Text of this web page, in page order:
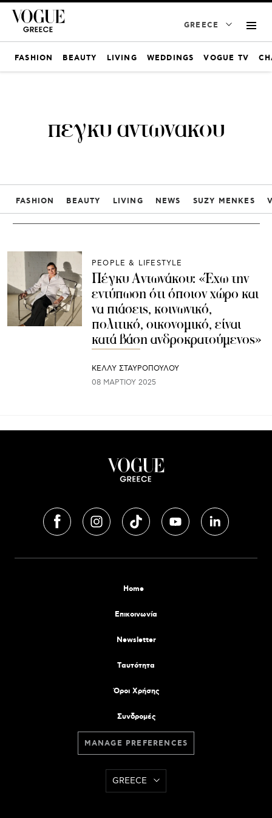
GREECE
FASHION BEAUTY LIVING WEDDINGS VOGUE TV
πεγκυ αντωνακου
FASHION BEAUTY LIVING NEWS SUZY MENKES
PEOPLE & LIFESTYLE
Πέγκυ Αντωνάκου: «Έχω την
εντύπωση ότι όποιον χώρο και
να πιάσεις, κοινωνικό,
πολιτικό, οικονομικό, είναι
κατά βάση ανδροκρατούμενος»
ΚΕΛΛΥ ΣΤΑΥΡΟΠΟΥΛΟΥ
08 ΜΑΡΤΊΟΥ 2025
Home
Επικοινωνία
Newsletter
Tαυτότητα
Όροι Χρήσης
Συνδρομές
MANAGE PREFERENCES
GREECE